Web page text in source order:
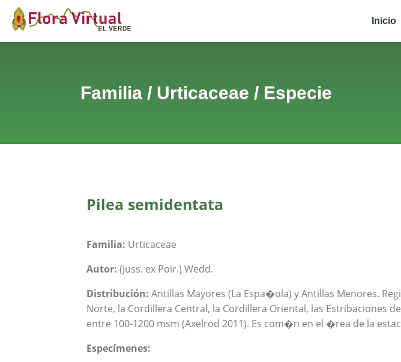
Inicio
Familia / Urticaceae / Especie
Pilea semidentata
Familia: Urticaceae
Autor: (Juss. ex Poir.) Wedd.
Distribución: Antillas Mayores (La Espa�ola) y Antillas Menores.
Norte, la Cordillera Central, la Cordillera Oriental, las Estribaciones
entre 100-1200 msm (Axelrod 2011). Es com�n en el �rea de la
Especímenes: